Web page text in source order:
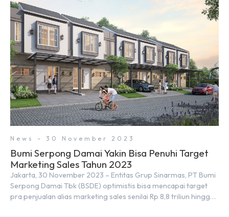
kurang tepat. Sebab Serpong dan BSD merupakan dua
kawasan yang berbeda. Berikut penjelasannya. Baca Juga: […]
News - 30 November 2023
Bumi Serpong Damai Yakin Bisa Penuhi Target
Marketing Sales Tahun 2023
Jakarta, 30 November 2023 – Entitas Grup Sinarmas, PT Bumi
Serpong Damai Tbk (BSDE) optimistis bisa mencapai target
pra penjualan alias marketing sales senilai Rp 8,8 triliun hingga